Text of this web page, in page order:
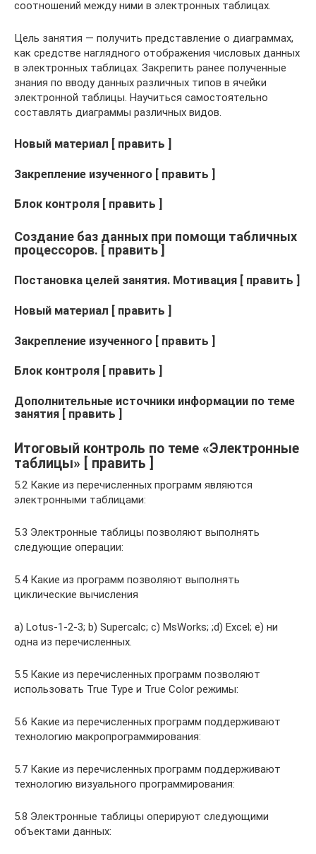
соотношений между ними в электронных таблицах.
Цель занятия — получить представление о диаграммах,
как средстве наглядного отображения числовых данных
в электронных таблицах. Закрепить ранее полученные
знания по вводу данных различных типов в ячейки
электронной таблицы. Научиться самостоятельно
составлять диаграммы различных видов.
Новый материал [ править ]
Закрепление изученного [ править ]
Блок контроля [ править ]
Создание баз данных при помощи табличных
процессоров. [ править ]
Постановка целей занятия. Мотивация [ править ]
Новый материал [ править ]
Закрепление изученного [ править ]
Блок контроля [ править ]
Дополнительные источники информации по теме
занятия [ править ]
Итоговый контроль по теме «Электронные
таблицы» [ править ]
5.2 Какие из перечисленных программ являются
электронными таблицами:
5.3 Электронные таблицы позволяют выполнять
следующие операции:
5.4 Какие из программ позволяют выполнять
циклические вычисления
а) Lotus-1-2-3; b) Supercalc; c) МsWorks; ;d) Excel; e) ни
одна из перечисленных.
5.5 Какие из перечисленных программ позволяют
использовать True Type и True Color режимы:
5.6 Какие из перечисленных программ поддерживают
технологию макропрограммирования:
5.7 Какие из перечисленных программ поддерживают
технологию визуального программирования:
5.8 Электронные таблицы оперируют следующими
объектами данных: